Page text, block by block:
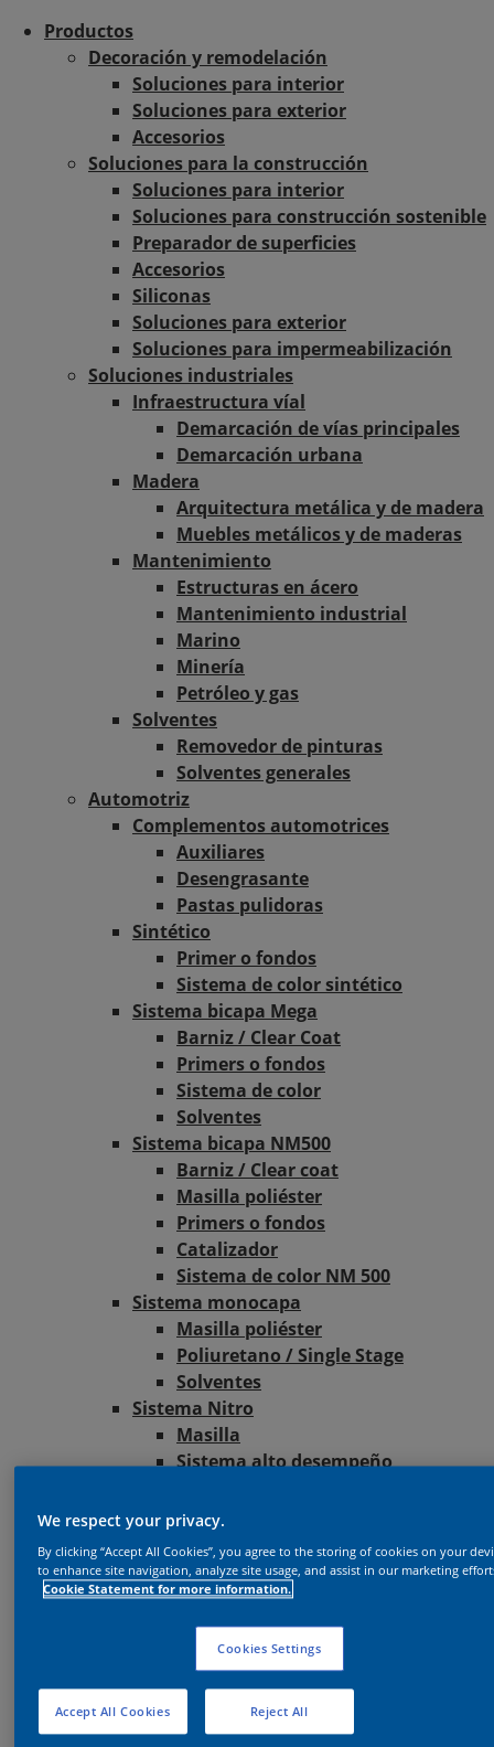
Productos
Decoración y remodelación
Soluciones para interior
Soluciones para exterior
Accesorios
Soluciones para la construcción
Soluciones para interior
Soluciones para construcción sostenible
Preparador de superficies
Accesorios
Siliconas
Soluciones para exterior
Soluciones para impermeabilización
Soluciones industriales
Infraestructura víal
Demarcación de vías principales
Demarcación urbana
Madera
Arquitectura metálica y de madera
Muebles metálicos y de maderas
Mantenimiento
Estructuras en ácero
Mantenimiento industrial
Marino
Minería
Petróleo y gas
Solventes
Removedor de pinturas
Solventes generales
Automotriz
Complementos automotrices
Auxiliares
Desengrasante
Pastas pulidoras
Sintético
Primer o fondos
Sistema de color sintético
Sistema bicapa Mega
Barniz / Clear Coat
Primers o fondos
Sistema de color
Solventes
Sistema bicapa NM500
Barniz / Clear coat
Masilla poliéster
Primers o fondos
Catalizador
Sistema de color NM 500
Sistema monocapa
Masilla poliéster
Poliuretano / Single Stage
Solventes
Sistema Nitro
Masilla
Sistema alto desempeño
Decoración y Remodelación
Descubre nuestros productos
Soluciones para la Construcción
En perspectiva
Descubre nuestros productos
Soluciones Industriales
A la medida
Descubre nuestros productos
We respect your privacy.
By clicking “Accept All Cookies”, you agree to the storing of cookies on your
to enhance site navigation, analyze site usage, and assist in our marketing
Cookie Statement for more information.
Cookies Settings
Reject All
Accept All Cookies